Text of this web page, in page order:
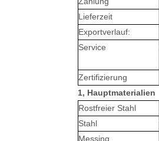
Lieferzeit
Exportverlauf:
Service
Zertifizierung
1, Hauptmaterialien
Rostfreier Stahl
Stahl
Messing